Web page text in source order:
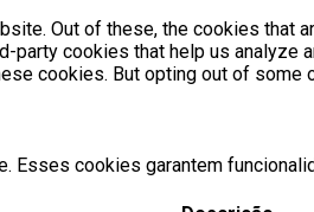
Out of these, the cookies that
cookies that help us analyze
cookies. But opting out of
cookies garantem